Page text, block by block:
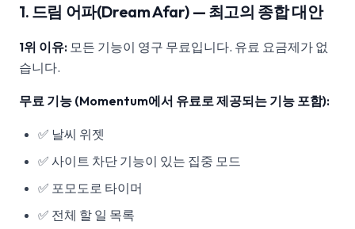
1. 드림 어파(Dream Afar) — 최고의 종합 대안
1위 이유: 모든 기능이 영구 무료입니다. 유료 요금제가 없
습니다.
무료 기능 (Momentum에서 유료로 제공되는 기능 포함):
✅ 날씨 위젯
✅ 사이트 차단 기능이 있는 집중 모드
✅ 포모도로 타이머
✅ 전체 할 일 목록